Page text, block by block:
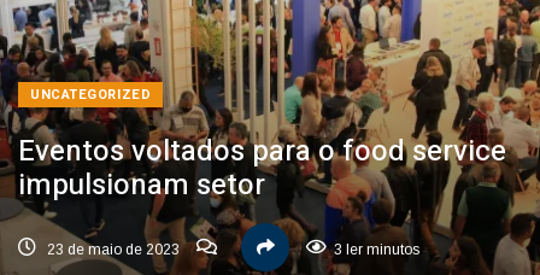
UNCATEGORIZED
Eventos voltados para o food service
impulsionam setor
23 de maio de 2023 3 ler minutos